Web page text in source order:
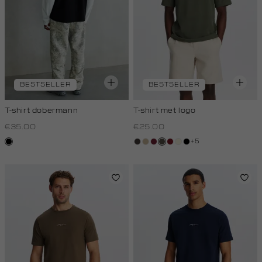
BESTSELLER
T-shirt dobermann
€35.00
zwart
BESTSELLER
T-shirt met logo
€25.00
choco
lichtzand
bordeaux
bos,rood,
wit,
white
zwart
+5